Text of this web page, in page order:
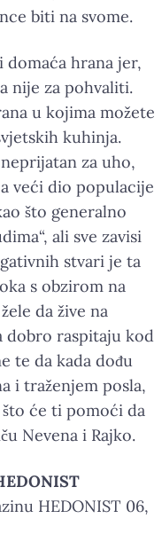
biti na svome.
hrana jer,
nije za pohvaliti.
u kojima možete
kuhinja.
za uho,
veći dio populacije
što generalno
ali sve zavisi
stvari je ta
s obzirom na
da žive na
dobro raspitaju kod
te da kada dođu
i traženjem posla,
će ti pomoći da
Nevena i Rajko.
HEDONIST 06,